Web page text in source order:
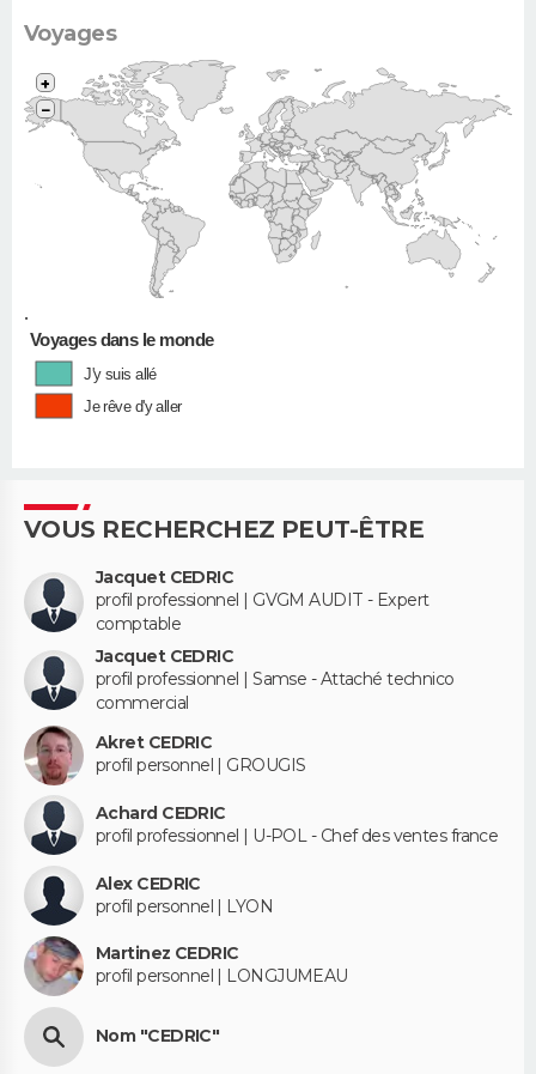
Voyages
•
+
−
Voyages dans le monde
J'y suis allé
Je rêve d'y aller
VOUS RECHERCHEZ PEUT-ÊTRE
Jacquet CEDRIC
profil professionnel | GVGM AUDIT - Expert
comptable
Jacquet CEDRIC
profil professionnel | Samse - Attaché technico
commercial
Akret CEDRIC
profil personnel | GROUGIS
Achard CEDRIC
profil professionnel | U-POL - Chef des ventes france
Alex CEDRIC
profil personnel | LYON
Martinez CEDRIC
profil personnel | LONGJUMEAU
Nom "CEDRIC"